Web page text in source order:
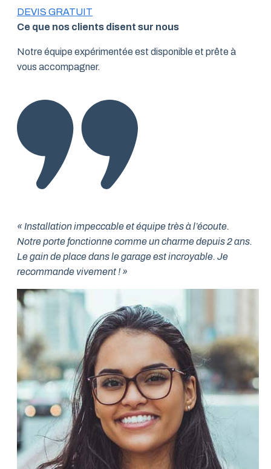
DEVIS GRATUIT
Ce que nos clients disent sur nous
Notre équipe expérimentée est disponible et prête à
vous accompagner.
« Installation impeccable et équipe très à l’écoute.
Notre porte fonctionne comme un charme depuis 2 ans.
Le gain de place dans le garage est incroyable. Je
recommande vivement ! »